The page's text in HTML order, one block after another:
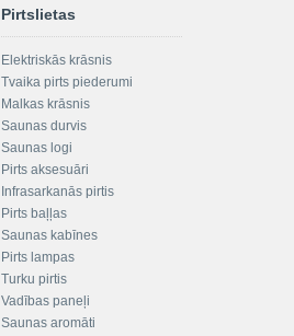
Pirtslietas
Elektriskās krāsnis
Tvaika pirts piederumi
Malkas krāsnis
Saunas durvis
Saunas logi
Pirts aksesuāri
Infrasarkanās pirtis
Pirts baļļas
Saunas kabīnes
Pirts lampas
Turku pirtis
Vadības paneļi
Saunas aromāti